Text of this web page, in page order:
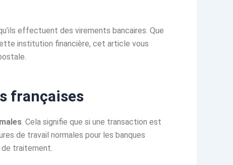
effectuent des virements bancaires. Que
institution financière, cet article vous
françaises
. Cela signifie que si une transaction est
de travail normales pour les banques
traitement.